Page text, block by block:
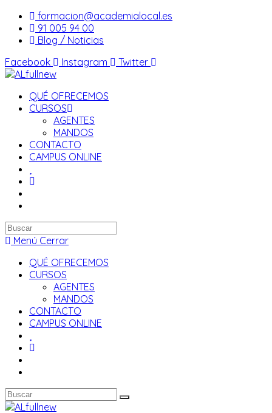
Saltar
contenido
formacion@academialocal.es
91 005 94 00
Blog / Noticias
Facebook
Instagram Twitter
QUÉ OFRECEMOS
CURSOS
AGENTES
MANDOS
CONTACTO
CAMPUS ONLINE
Buscar
en
web
Menú Cerrar
QUÉ OFRECEMOS
CURSOS
AGENTES
MANDOS
CONTACTO
CAMPUS ONLINE